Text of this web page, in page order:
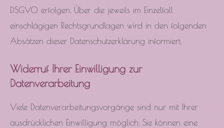
DSGVO erfolgen. Über die jeweils im Einzelfall
einschlägigen Rechtsgrundlagen wird in den folgenden
Absätzen dieser Datenschutzerklärung informiert.
Widerruf Ihrer Einwilligung zur
Datenverarbeitung
Viele Datenverarbeitungsvorgänge sind nur mit Ihrer
ausdrücklichen Einwilligung möglich. Sie können eine